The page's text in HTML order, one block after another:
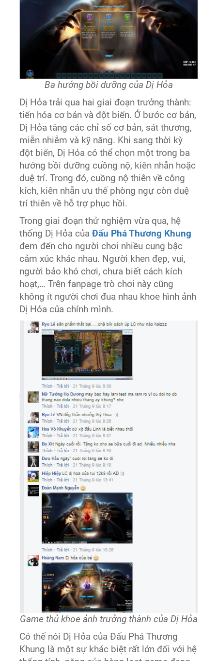
Ba hướng bồi dưỡng của Dị Hỏa
Dị Hỏa trải qua hai giai đoạn trưởng thành:
tiến hóa cơ bản và đột biến. Ở bước cơ bản,
Dị Hỏa tăng các chỉ số cơ bản, sát thương,
miễn nhiễm và kỹ năng. Khi sang thời kỳ
đột biến, Dị Hỏa có thể chọn một trong ba
hướng bồi dưỡng cuồng nộ, kiên nhẫn hoặc
duệ trí. Trong đó, cuồng nộ thiên về công
kích, kiên nhẫn ưu thế phòng ngự còn duệ
trí thiên về hỗ trợ phục hồi.
Trong giai đoạn thử nghiệm vừa qua, hệ
thống Dị Hỏa củaĐấu Phá Thương Khung
đem đến cho người chơi nhiều cung bậc
cảm xúc khác nhau. Người khen đẹp, vui,
người bảo khó chơi, chưa biết cách kích
hoạt,… Trên fanpage trò chơi này cũng
không ít người chơi đua nhau khoe hình ảnh
Dị Hỏa của chính mình.
Game thủ khoe ảnh trưởng thành của Dị Hỏa
Có thể nói Dị Hỏa của Đấu Phá Thương
Khung là một sự khác biệt rất lớn đối với hệ